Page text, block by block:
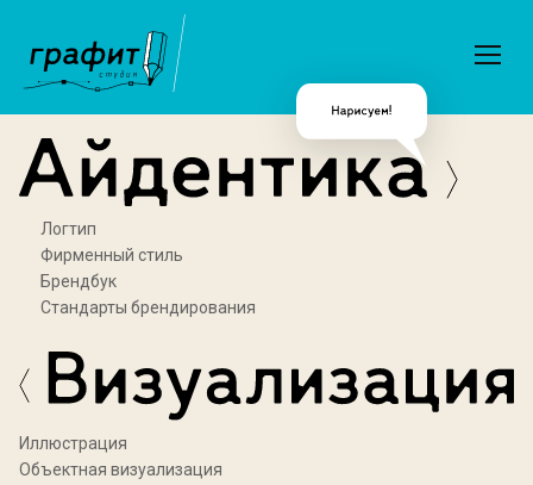
Логтип
Фирменный стиль
Брендбук
Стандарты брендирования
Иллюстрация
Объектная визуализация